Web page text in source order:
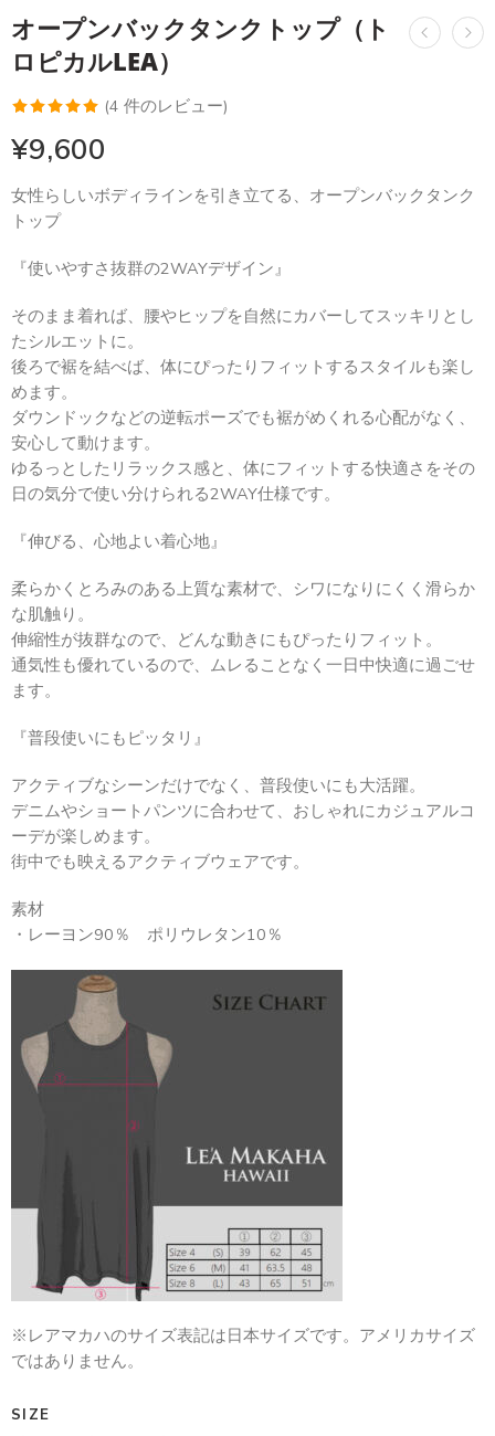
オープンバックタンクトップ（ト
ロピカルLEA）
評価に基づ
く5段階評
価のうち、
5.00 点
(4 件のレビュー)
¥9,600
女性らしいボディラインを引き立てる、オープンバックタンク
トップ
『使いやすさ抜群の2WAYデザイン』
そのまま着れば、腰やヒップを自然にカバーしてスッキリとし
たシルエットに。
後ろで裾を結べば、体にぴったりフィットするスタイルも楽し
めます。
ダウンドックなどの逆転ポーズでも裾がめくれる心配がなく、
安心して動けます。
ゆるっとしたリラックス感と、体にフィットする快適さをその
日の気分で使い分けられる2WAY仕様です。
『伸びる、心地よい着心地』
柔らかくとろみのある上質な素材で、シワになりにくく滑らか
な肌触り。
伸縮性が抜群なので、どんな動きにもぴったりフィット。
通気性も優れているので、ムレることなく一日中快適に過ごせ
ます。
『普段使いにもピッタリ』
アクティブなシーンだけでなく、普段使いにも大活躍。
デニムやショートパンツに合わせて、おしゃれにカジュアルコ
ーデが楽しめます。
街中でも映えるアクティブウェアです。
素材
・レーヨン90％ ポリウレタン10％
※レアマカハのサイズ表記は日本サイズです。アメリカサイズ
ではありません。
SIZE